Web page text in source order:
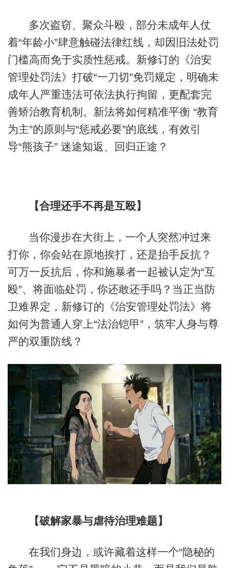
多次盗窃、聚众斗殴，部分未成年人仗
着“年龄小”肆意触碰法律红线，却因旧法处罚
门槛高而免于实质性惩戒。新修订的《治安
管理处罚法》打破“一刀切”免罚规定，明确未
成年人严重违法可依法执行拘留，更配套完
善矫治教育机制。新法将如何精准平衡 “教育
为主”的原则与“惩戒必要”的底线，有效引
导“熊孩子” 迷途知返、回归正途？
【合理还手不再是互殴】
当你漫步在大街上，一个人突然冲过来
打你，你会站在原地挨打，还是抬手反抗？
可万一反抗后，你和施暴者一起被认定为“互
殴”、将面临处罚，你还敢还手吗？当正当防
卫难界定，新修订的《治安管理处罚法》将
如何为普通人穿上“法治铠甲”，筑牢人身与尊
严的双重防线？
【破解家暴与虐待治理难题】
在我们身边，或许藏着这样一个“隐秘的